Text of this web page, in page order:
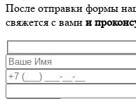
После отправки формы
свяжется с вами и